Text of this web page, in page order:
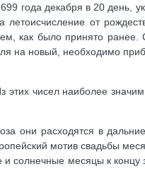
года декабря в 20 день,
от
как было принято
на новый, необходимо
этих чисел наиболее
они расходятся в
мотив свадьбы
солнечные месяцы к концу